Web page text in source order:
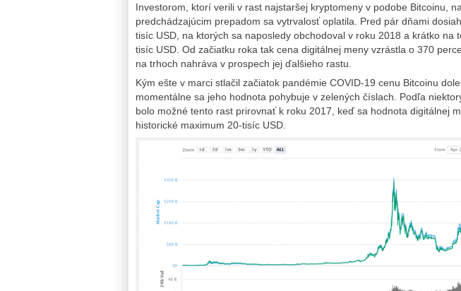
Investorom, ktorí verili v rast najstaršej kryptomeny v podobe Bitcoinu,
predchádzajúcim prepadom sa vytrvalosť oplatila. Pred pár dňami
tisíc USD, na ktorých sa naposledy obchodoval v roku 2018 a krátko na
tisíc USD. Od začiatku roka tak cena digitálnej meny vzrástla o 370
na trhoch nahráva v prospech jej ďalšieho rastu.
Kým ešte v marci stlačil začiatok pandémie COVID-19 cenu Bitcoinu
momentálne sa jeho hodnota pohybuje v zelených číslach. Podľa
bolo možné tento rast prirovnať k roku 2017, keď sa hodnota digitálnej
historické maximum 20-tisíc USD.